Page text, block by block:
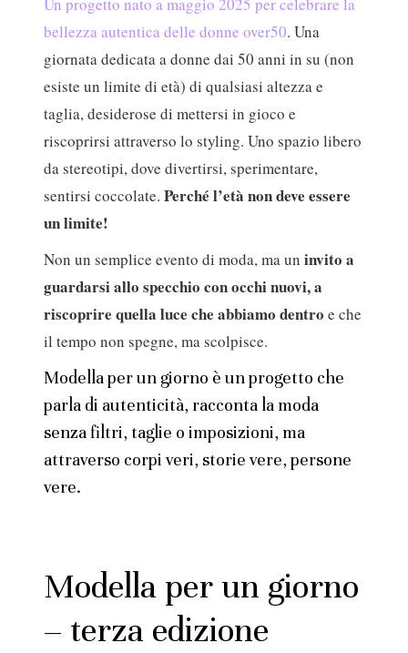
Un progetto nato a maggio 2025 per celebrare la
bellezza autentica delle donne over50. Una
giornata dedicata a donne dai 50 anni in su (non
esiste un limite di età) di qualsiasi altezza e
taglia, desiderose di mettersi in gioco e
riscoprirsi attraverso lo styling. Uno spazio libero
da stereotipi, dove divertirsi, sperimentare,
sentirsi coccolate. Perché l’età non deve essere
un limite!
Non un semplice evento di moda, ma un invito a
guardarsi allo specchio con occhi nuovi, a
riscoprire quella luce che abbiamo dentro e che
il tempo non spegne, ma scolpisce.
Modella per un giorno è un progetto che
parla di autenticità, racconta la moda
senza filtri, taglie o imposizioni, ma
attraverso corpi veri, storie vere, persone
vere.
Modella per un giorno
– terza edizione